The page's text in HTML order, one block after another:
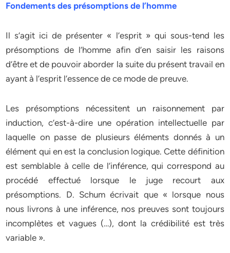
Fondements des présomptions de l’homme
Il s’agit ici de présenter « l’esprit » qui sous-tend les
présomptions de l’homme afin d’en saisir les raisons
d’être et de pouvoir aborder la suite du présent travail en
ayant à l’esprit l’essence de ce mode de preuve.
Les présomptions nécessitent un raisonnement par
induction, c’est-à-dire une opération intellectuelle par
laquelle on passe de plusieurs éléments donnés à un
élément qui en est la conclusion logique. Cette définition
est semblable à celle de l’inférence, qui correspond au
procédé effectué lorsque le juge recourt aux
présomptions. D. Schum écrivait que « lorsque nous
nous livrons à une inférence, nos preuves sont toujours
incomplètes et vagues (…), dont la crédibilité est très
variable ».